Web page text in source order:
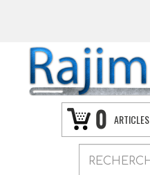
0 ARTICLES